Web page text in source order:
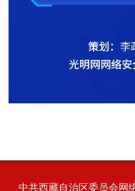
中共西藏自治区委员会网